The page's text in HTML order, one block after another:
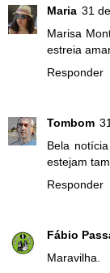
Maria 31
Marisa
estreia
Responder
Tombom
Bela
estejam
Responder
Fábio
Maravilha.